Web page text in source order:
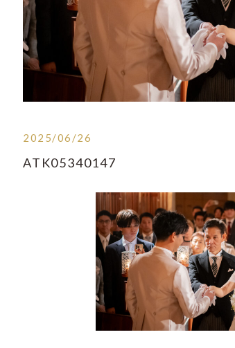
2025/06/26
ATK05340147